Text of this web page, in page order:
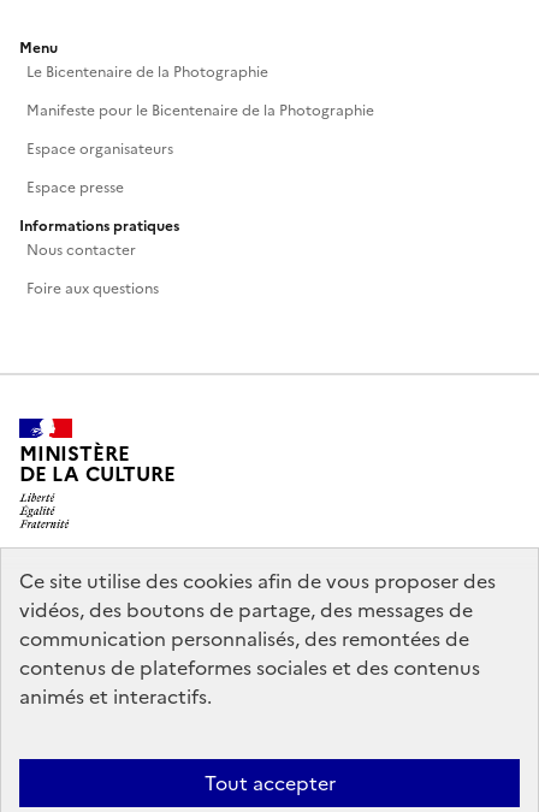
Ce site utilise des cookies afin de vous proposer des
vidéos, des boutons de partage, des messages de
communication personnalisés, des remontées de
contenus de plateformes sociales et des contenus
animés et interactifs.
Tout accepter
Menu
Le Bicentenaire de la Photographie
Manifeste pour le Bicentenaire de la Photographie
Espace organisateurs
Espace presse
Informations pratiques
Nous contacter
Foire aux questions
MINISTÈRE
DE LA CULTURE
legifrance.gouv.fr
info.gouv.fr
service-public.gouv.fr
data.gouv.fr
Politique d’utilisation des témoins de connexion (cookies)
Politique
Mentions légales